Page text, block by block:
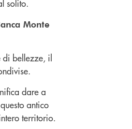
solito.
Monte
di bellezze, il
dare a
antico
territorio.